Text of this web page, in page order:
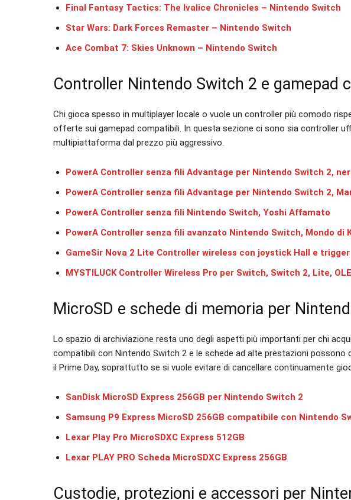
Final Fantasy Tactics: The Ivalice Chronicles – Nintendo Switch
Star Wars: Dark Forces Remaster – Nintendo Switch
Ace Combat 7: Skies Unknown – Nintendo Switch
Controller Nintendo Switch 2 e gamepad
Chi gioca spesso in multiplayer locale o vuole un controller più comodo
offerte sui gamepad compatibili. In questa sezione ci sono sia controller
multipiattaforma dal prezzo più aggressivo.
PowerA Controller senza fili Advantage per Nintendo Switch 2,
PowerA Controller senza fili Advantage per Nintendo Switch 2,
PowerA Controller senza fili Nintendo Switch, Yoshi Affamato
PowerA Controller senza fili avanzato Nintendo Switch, Mondo di
GameSir Nova 2 Lite Controller wireless con joystick Hall e trigger
MYSTILUCK Controller Wireless Pro per Switch, Switch 2, Lite,
MicroSD e schede di memoria per
Lo spazio di archiviazione resta uno degli aspetti più importanti per chi
compatibili con Nintendo Switch 2 e le schede ad alte prestazioni
il Prime Day, soprattutto se si vuole evitare di cancellare continuamente
SanDisk MicroSD Express 256GB per Nintendo Switch 2
Samsung P9 Express MicroSD 256GB compatibile con Nintendo
Lexar Play Pro MicroSDXC Express 512GB
Lexar PLAY PRO Scheda MicroSDXC Express 256GB
Custodie, protezioni e accessori per